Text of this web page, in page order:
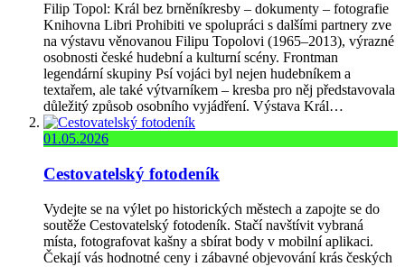
Filip Topol: Král bez brněníkresby – dokumenty – fotografie
Knihovna Libri Prohibiti ve spolupráci s dalšími partnery zve
na výstavu věnovanou Filipu Topolovi (1965–2013), výrazné
osobnosti české hudební a kulturní scény. Frontman
legendární skupiny Psí vojáci byl nejen hudebníkem a
textařem, ale také výtvarníkem – kresba pro něj představovala
důležitý způsob osobního vyjádření. Výstava Král…
01.05.2026
Cestovatelský fotodeník
Vydejte se na výlet po historických městech a zapojte se do
soutěže Cestovatelský fotodeník. Stačí navštívit vybraná
místa, fotografovat kašny a sbírat body v mobilní aplikaci.
Čekají vás hodnotné ceny i zábavné objevování krás českých